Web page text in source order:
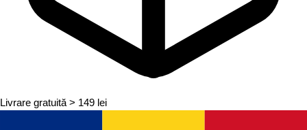
Livrare gratuită > 149 lei